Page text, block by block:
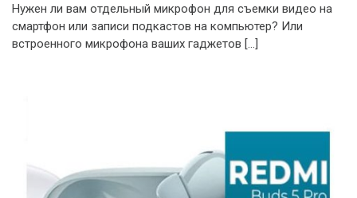
Нужен ли вам отдельный микрофон для съемки видео на
смартфон или записи подкастов на компьютер? Или
встроенного микрофона ваших гаджетов […]